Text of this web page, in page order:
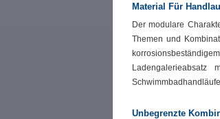
Material Für
Der modulare
Themen und
Unbegrenzte